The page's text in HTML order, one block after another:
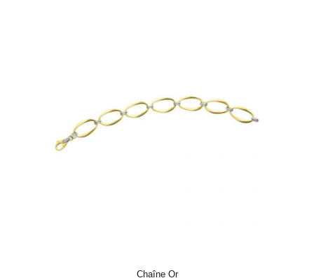
Chaîne Or